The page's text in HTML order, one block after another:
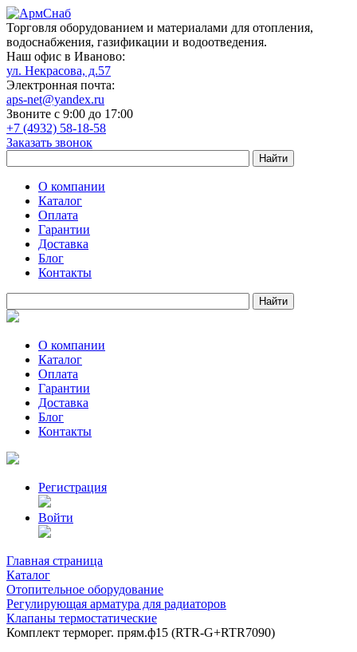
Торговля оборудованием и материалами для отопления,
водоснабжения, газификации и водоотведения.
Наш офис в Иваново:
ул. Некрасова, д.57
Электронная почта:
aps-net@yandex.ru
Звоните с 9:00 до 17:00
+7 (4932) 58-18-58
Заказать звонок
О компании
Каталог
Оплата
Гарантии
Доставка
Блог
Контакты
О компании
Каталог
Оплата
Гарантии
Доставка
Блог
Контакты
Регистрация
Войти
Главная страница
Каталог
Отопительное оборудование
Регулирующая арматура для радиаторов
Клапаны термостатические
Комплект терморег. прям.ф15 (RTR-G+RTR7090)